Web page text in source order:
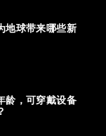
地球带来哪些新
龄，可穿戴设备